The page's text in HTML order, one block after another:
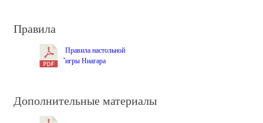
Правила
Правила настольной
игры Ниагара
Дополнительные материалы